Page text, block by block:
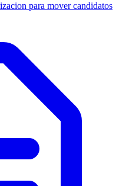
para mover candidatos